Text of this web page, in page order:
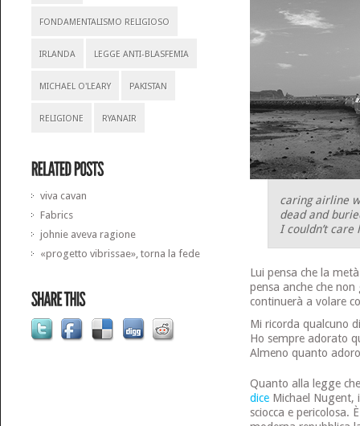
FONDAMENTALISMO RELIGIOSO
IRLANDA LEGGE ANTI-BLASFEMIA
MICHAEL O'LEARY PAKISTAN
RELIGIONE RYANAIR
viva cavan
Fabrics
johnie aveva ragione
«progetto vibrissae», torna la fede
caring airline
dead and
I couldn’t care
Lui pensa che la
pensa anche che
continuerà a volare
Mi ricorda qualcuno
Ho sempre adorato
Almeno quanto
Quanto alla legge
dice Michael Nugent,
sciocca e pericolosa.